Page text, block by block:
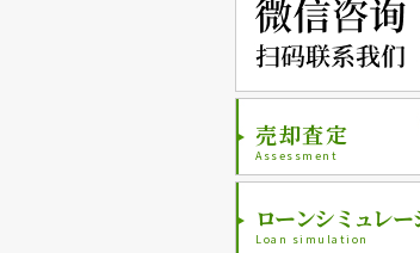
売却査定
Assessment
ローンシミュレー
Loan simulation